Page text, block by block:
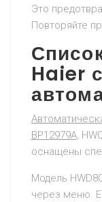
Это
Повторяйте
Haier
BP12979A,
оснащены
Модель
через меню.